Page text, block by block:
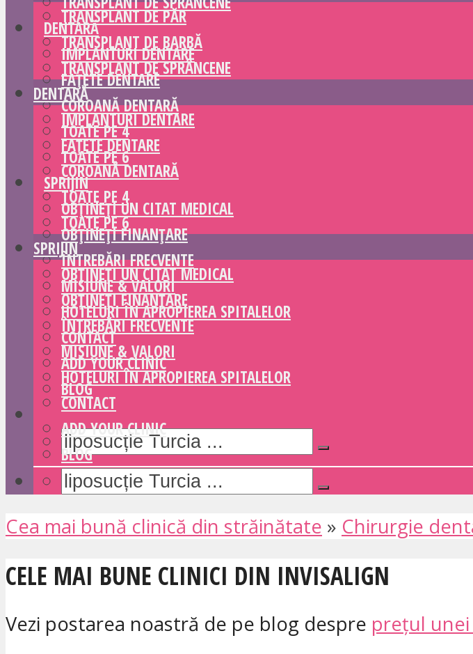
DENTARĂ
IMPLANTURI DENTARE
FAȚETE DENTARE
COROANĂ DENTARĂ
TOATE PE 4
TOATE PE 6
SPRIJIN
OBȚINEȚI UN CITAT MEDICAL
OBȚINEȚI FINANȚARE
ÎNTREBĂRI FRECVENTE
MISIUNE & VALORI
HOTELURI ÎN APROPIEREA SPITALELOR
CONTACT
ADD YOUR CLINIC
BLOG
TRANSPLANT DE PĂR
TRANSPLANT DE BARBĂ
TRANSPLANT DE SPRÂNCENE
DENTARĂ
IMPLANTURI DENTARE
FAȚETE DENTARE
COROANĂ DENTARĂ
TOATE PE 4
TOATE PE 6
SPRIJIN
OBȚINEȚI UN CITAT MEDICAL
OBȚINEȚI FINANȚARE
ÎNTREBĂRI FRECVENTE
MISIUNE & VALORI
HOTELURI ÎN APROPIEREA SPITALELOR
CONTACT
ADD YOUR CLINIC
BLOG
Cea mai bună clinică din străinătate » Chirurgie
CELE MAI BUNE CLINICI DIN INVISALIGN
Vezi postarea noastră de pe blog despre prețul unei